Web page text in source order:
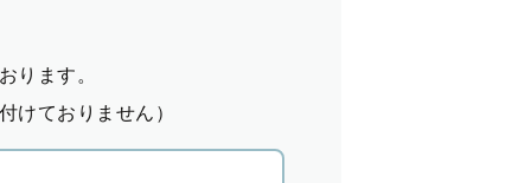
ります。
けておりません）